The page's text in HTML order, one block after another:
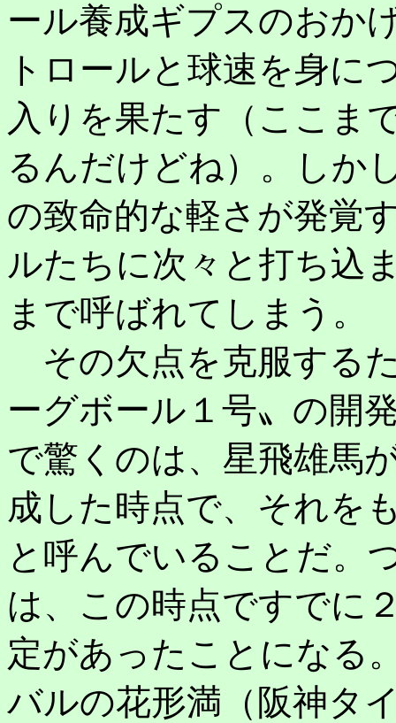
ール養成ギプスのおか
トロールと球速を身に
入りを果たす（ここま
るんだけどね）。しか
の致命的な軽さが発覚
ルたちに次々と打ち込
まで呼ばれてしまう。
その欠点を克服する
ーグボール１号〟の開
で驚くのは、星飛雄馬
成した時点で、それを
と呼んでいることだ。
は、この時点ですでに
定があったことになる
バルの花形満（阪神タ